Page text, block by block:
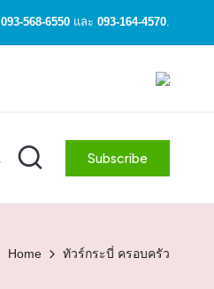
093-568-6550 และ 093-164-4570.
Subscribe
Home ทัวร์กระบี่ ครอบครัว